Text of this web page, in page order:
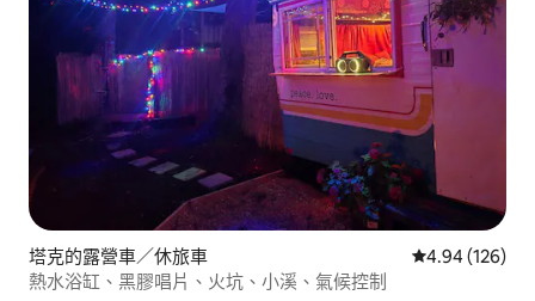
塔克的露營車／休旅車 從 126 則評價
4.94 (126)
熱水浴缸、黑膠唱片、火坑、小溪、氣候控制